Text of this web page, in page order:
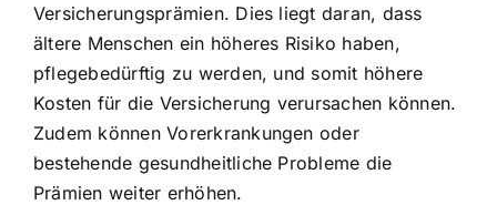
Versicherungsprämien. Dies liegt daran, dass
ältere Menschen ein höheres Risiko haben,
pflegebedürftig zu werden, und somit höhere
Kosten für die Versicherung verursachen können.
Zudem können Vorerkrankungen oder
bestehende gesundheitliche Probleme die
Prämien weiter erhöhen.